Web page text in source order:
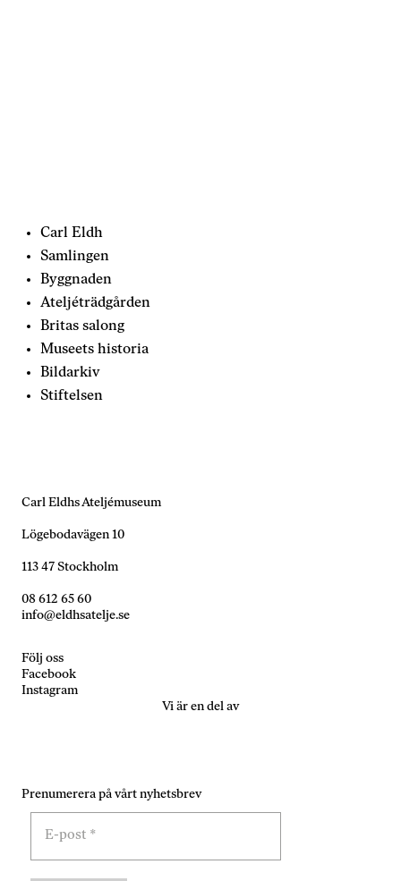
Carl Eldh
Samlingen
Byggnaden
Ateljéträdgården
Britas salong
Museets historia
Bildarkiv
Stiftelsen
Carl Eldhs Ateljémuseum
Lögebodavägen 10
113 47 Stockholm
08 612 65 60
info@eldhsatelje.se
Följ oss
Facebook
Instagram
Vi är en del av
Prenumerera på vårt nyhetsbrev